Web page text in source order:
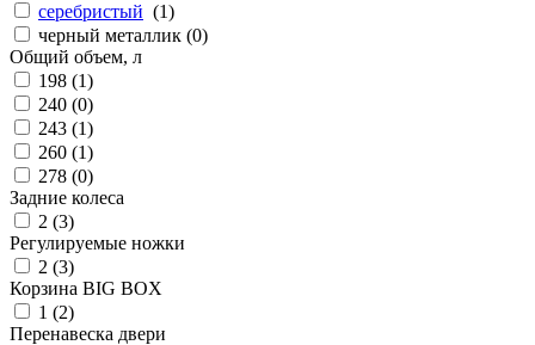
серебристый (1)
черный металлик (0)
Общий объем, л
198 (1)
240 (0)
243 (1)
260 (1)
278 (0)
Задние колеса
2 (3)
Регулируемые ножки
2 (3)
Корзина BIG BOX
1 (2)
Перенавеска двери